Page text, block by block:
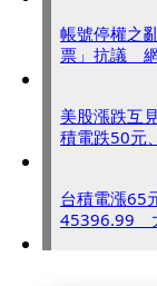
帳號停權之
票」抗議
美股漲跌互
積電跌50元
台積電漲65
45396.99